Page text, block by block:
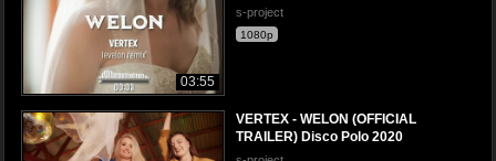
03:55
s-project
1080p
VERTEX - WELON (OFFICIAL
TRAILER) Disco Polo 2020